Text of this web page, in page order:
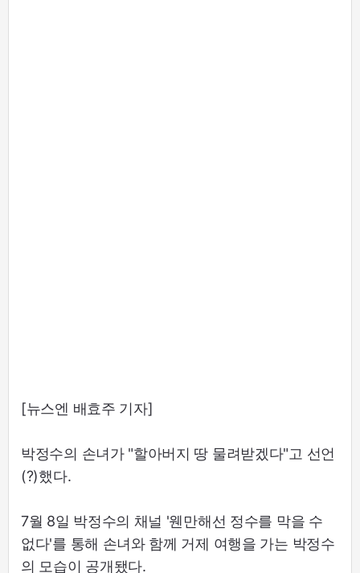
[뉴스엔 배효주 기자]
박정수의 손녀가 "할아버지 땅 물려받겠다"고 선언
(?)했다.
7월 8일 박정수의 채널 '웬만해선 정수를 막을 수
없다'를 통해 손녀와 함께 거제 여행을 가는 박정수
의 모습이 공개됐다.